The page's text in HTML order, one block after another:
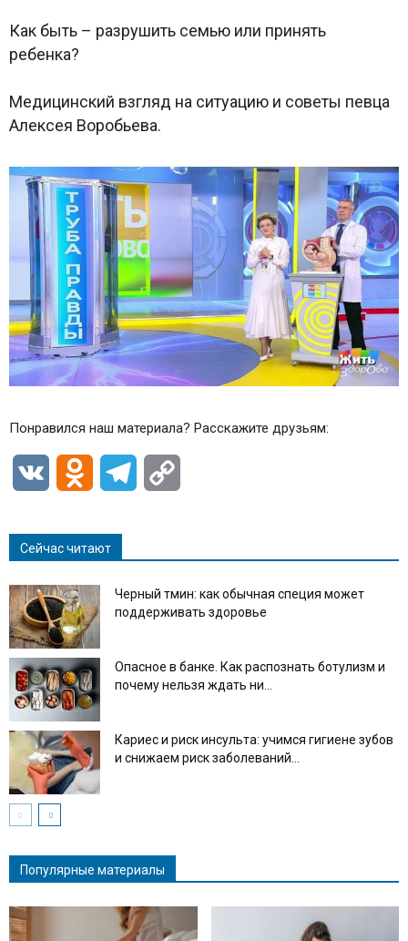
Как быть – разрушить семью или принять
ребенка?
Медицинский взгляд на ситуацию и советы певца
Алексея Воробьева.
Понравился наш материала? Расскажите друзьям:
VK Odnoklassniki
Telegram
Сейчас читают
Черный тмин: как обычная специя может
поддерживать здоровье
Опасное в банке. Как распознать ботулизм и
почему нельзя ждать ни...
Кариес и риск инсульта: учимся гигиене зубов
и снижаем риск заболеваний...
Популярные материалы